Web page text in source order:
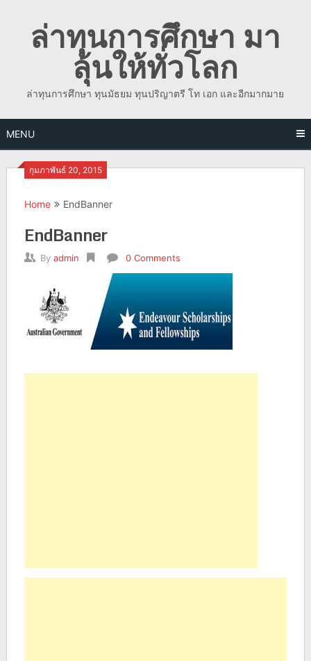
contentล่าทุนการศึกษา มา
ลุ้นให้ทั่วโลก
ล่าทุนการศึกษา ทุนมัธยม ทุนปริญาตรี โท เอก และอีกมากมาย
MENU
กุมภาพันธ์ 20, 2015
Home EndBanner
EndBanner
By admin 0 Comments